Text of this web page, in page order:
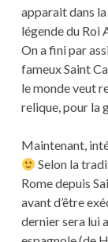
apparait dans
légende du Roi
On a fini par
fameux Saint
le monde veut
relique, pour la
Maintenant,
Selon la
Rome depuis
avant d’être
dernier sera lui